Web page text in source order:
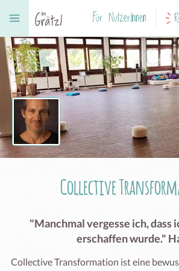
Für NutzerInnen
Collective
"Manchmal vergesse ich, dass
erschaffen wurde."
Collective Transformation ist eine